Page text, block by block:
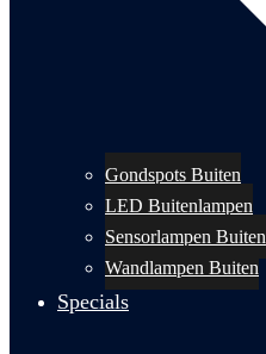
Gondspots Buiten
LED Buitenlampen
Sensorlampen Buiten
Wandlampen Buiten
Specials